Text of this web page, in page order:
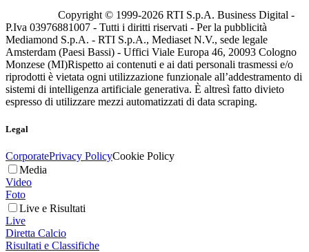
Copyright © 1999-2026 RTI S.p.A. Business Digital -
P.Iva 03976881007 - Tutti i diritti riservati - Per la pubblicità
Mediamond S.p.A. - RTI S.p.A., Mediaset N.V., sede legale
Amsterdam (Paesi Bassi) - Uffici Viale Europa 46, 20093 Cologno
Monzese (MI)Rispetto ai contenuti e ai dati personali trasmessi e/o
riprodotti è vietata ogni utilizzazione funzionale all’addestramento di
sistemi di intelligenza artificiale generativa. È altresì fatto divieto
espresso di utilizzare mezzi automatizzati di data scraping.
Legal
CorporatePrivacy PolicyCookie Policy
Media
Video
Foto
Live e Risultati
Live
Diretta Calcio
Risultati e Classifiche